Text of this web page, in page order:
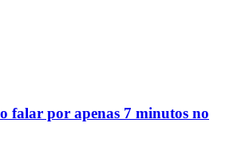
falar por apenas 7 minutos no